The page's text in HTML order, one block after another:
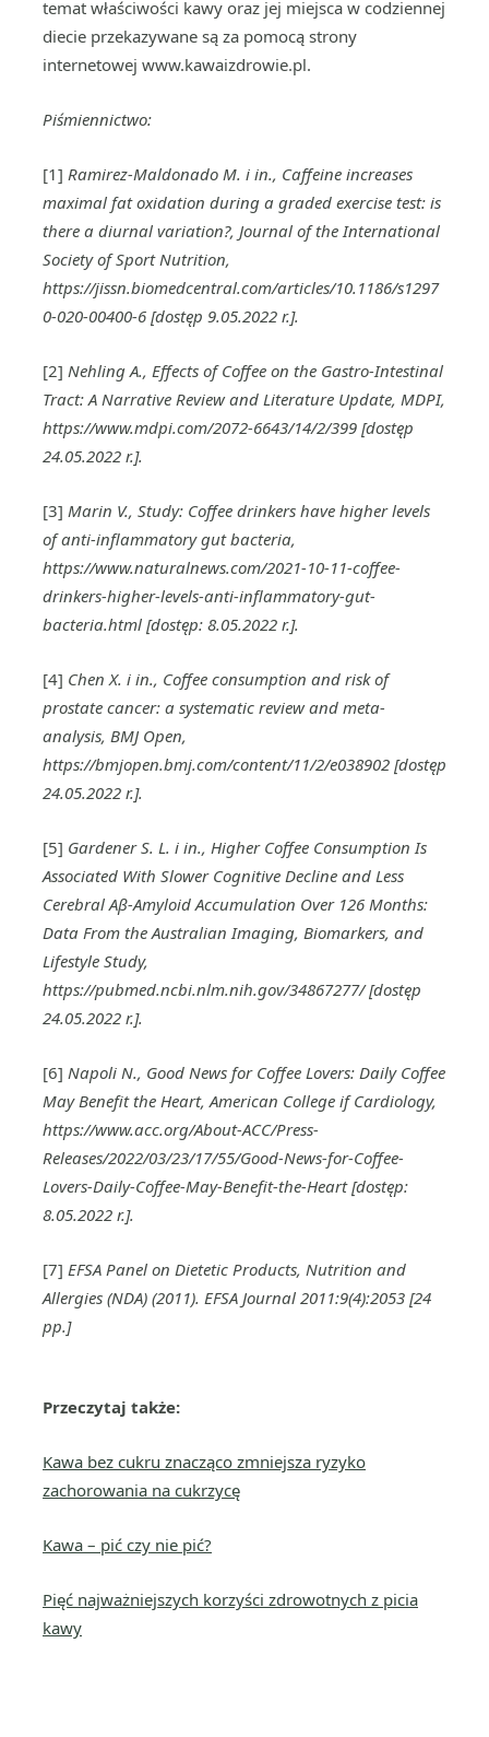
temat właściwości kawy oraz jej miejsca w codziennej
diecie przekazywane są za pomocą strony
internetowej www.kawaizdrowie.pl.
Piśmiennictwo:
[1] Ramirez-Maldonado M. i in., Caffeine increases
maximal fat oxidation during a graded exercise test: is
there a diurnal variation?, Journal of the International
Society of Sport Nutrition,
https://jissn.biomedcentral.com/articles/10.1186/s1297
0-020-00400-6 [dostęp 9.05.2022 r.].
[2] Nehling A., Effects of Coffee on the Gastro-Intestinal
Tract: A Narrative Review and Literature Update, MDPI,
https://www.mdpi.com/2072-6643/14/2/399 [dostęp
24.05.2022 r.].
[3] Marin V., Study: Coffee drinkers have higher levels
of anti-inflammatory gut bacteria,
https://www.naturalnews.com/2021-10-11-coffee-
drinkers-higher-levels-anti-inflammatory-gut-
bacteria.html [dostęp: 8.05.2022 r.].
[4] Chen X. i in., Coffee consumption and risk of
prostate cancer: a systematic review and meta-
analysis, BMJ Open,
https://bmjopen.bmj.com/content/11/2/e038902 [dostęp
24.05.2022 r.].
[5] Gardener S. L. i in., Higher Coffee Consumption Is
Associated With Slower Cognitive Decline and Less
Cerebral Aβ-Amyloid Accumulation Over 126 Months:
Data From the Australian Imaging, Biomarkers, and
Lifestyle Study,
https://pubmed.ncbi.nlm.nih.gov/34867277/ [dostęp
24.05.2022 r.].
[6] Napoli N., Good News for Coffee Lovers: Daily Coffee
May Benefit the Heart, American College if Cardiology,
https://www.acc.org/About-ACC/Press-
Releases/2022/03/23/17/55/Good-News-for-Coffee-
Lovers-Daily-Coffee-May-Benefit-the-Heart [dostęp:
8.05.2022 r.].
[7] EFSA Panel on Dietetic Products, Nutrition and
Allergies (NDA) (2011). EFSA Journal 2011:9(4):2053 [24
pp.]
Przeczytaj także:
Kawa bez cukru znacząco zmniejsza ryzyko
zachorowania na cukrzycę
Kawa – pić czy nie pić?
Pięć najważniejszych korzyści zdrowotnych z picia
kawy